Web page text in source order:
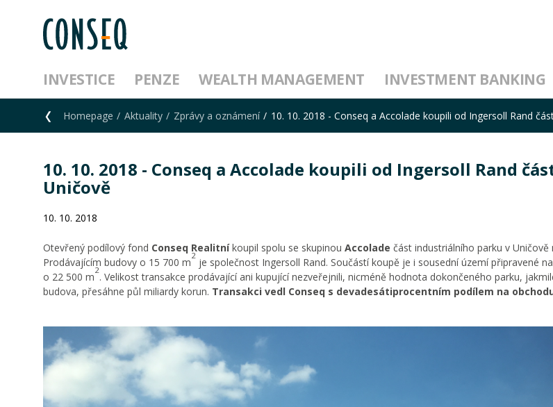
INVESTICE PENZE WEALTH MANAGEMENT INVESTMENT BANKING
Homepage Aktuality Zprávy a oznámení 10. 10. 2018 - Conseq a Accolade koupili od Ingersoll Rand
10. 10. 2018 - Conseq a Accolade koupili od Ingersoll Rand
Uničově
10. 10. 2018
Otevřený podílový fond Conseq Realitníkoupil spolu se skupinou Accolade část industriálního parku v
Prodávajícím budovy o 15 700 m
2
je společnost Ingersoll Rand. Součástí koupě je i sousední území připravené
o 22 500 m
2
. Velikost transakce prodávající ani kupující nezveřejnili, nicméně hodnota dokončeného parku,
budova, přesáhne půl miliardy korun. Transakci vedl Conseq s devadesátiprocentním podílem na